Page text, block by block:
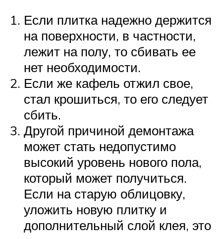
Если плитка надежно держится
на поверхности, в частности,
лежит на полу, то сбивать ее
нет необходимости.
Если же кафель отжил свое,
стал крошиться, то его следует
сбить.
Другой причиной демонтажа
может стать недопустимо
высокий уровень нового пола,
который может получиться.
Если на старую облицовку,
уложить новую плитку и
дополнительный слой клея, это